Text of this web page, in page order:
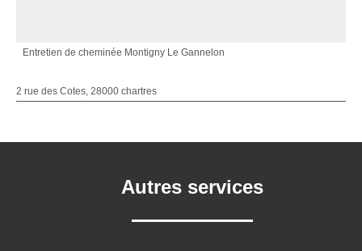
Entretien de cheminée Montigny Le Gannelon
2 rue des Cotes, 28000 chartres
Autres services